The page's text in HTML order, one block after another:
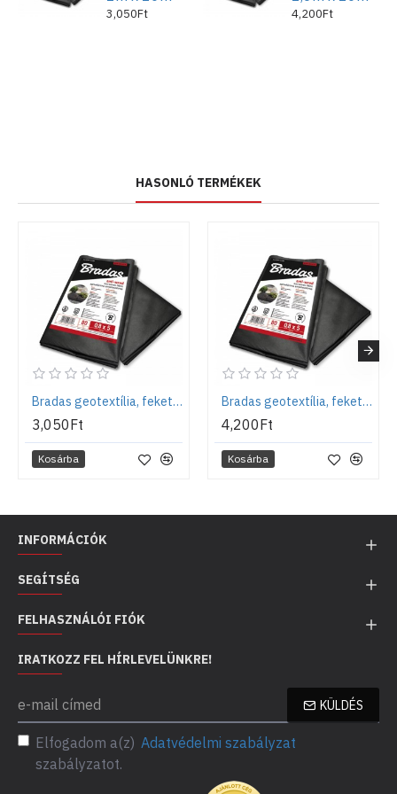
Szín: fekete3,050Ft 4,200Ft
HASONLÓ TERMÉKEK
Bradas geotextília, fekete, 80g, 1m x 10m
3,050Ft
Kosárba
Bradas geotextília, fekete, 80g, 1,6m x 10m
4,200Ft
Kosárba
INFORMÁCIÓK
SEGÍTSÉG
FELHASZNÁLÓI FIÓK
IRATKOZZ FEL HÍRLEVELÜNKRE!
KÜLDÉS
Elfogadom a(z) Adatvédelmi szabályzat
szabályzatot.